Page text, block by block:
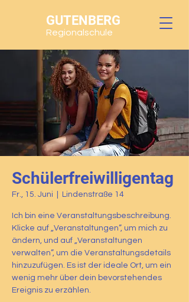
GUTENBERG
Regionalschule
Schüler­freiwilligen­tag
Fr., 15. Juni Lindenstraße 14
Ich bin eine Veranstaltungsbeschreibung.
Klicke auf „Veranstaltungen”, um mich zu
ändern, und auf „Veranstaltungen
verwalten”, um die Veranstaltungsdetails
hinzuzufügen. Es ist der ideale Ort, um ein
wenig mehr über dein bevorstehendes
Ereignis zu erzählen.